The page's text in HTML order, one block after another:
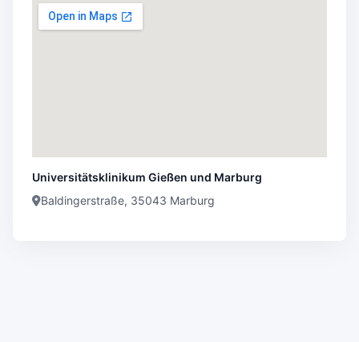
Universitätsklinikum Gießen und Marburg
Baldingerstraße, 35043 Marburg